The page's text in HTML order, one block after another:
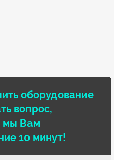
оборудование
вопрос,
мы Вам
10 минут!